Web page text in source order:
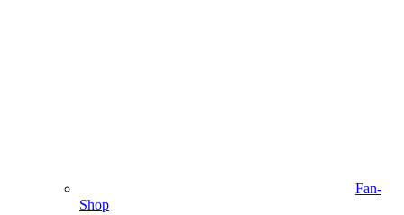
Fan-
Shop